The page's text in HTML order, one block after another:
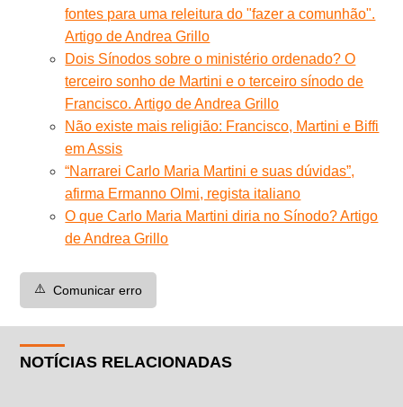
fontes para uma releitura do "fazer a comunhão".
Artigo de Andrea Grillo
Dois Sínodos sobre o ministério ordenado? O
terceiro sonho de Martini e o terceiro sínodo de
Francisco. Artigo de Andrea Grillo
Não existe mais religião: Francisco, Martini e Biffi
em Assis
“Narrarei Carlo Maria Martini e suas dúvidas”,
afirma Ermanno Olmi, regista italiano
O que Carlo Maria Martini diria no Sínodo? Artigo
de Andrea Grillo
⚠️ Comunicar erro
NOTÍCIAS RELACIONADAS